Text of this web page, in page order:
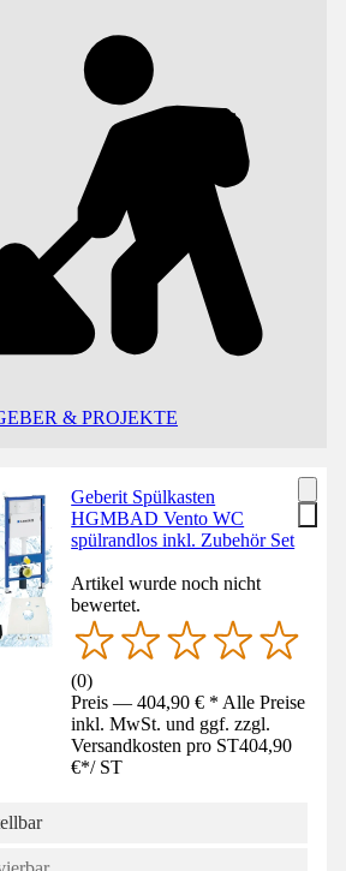
& PROJEKTE
Geberit Spülkasten
HGMBAD Vento WC
spülrandlos inkl. Zubehör Set
Artikel wurde noch nicht
bewertet.
(0)
Preis — 404,90 € * Alle Preise
inkl. MwSt. und ggf. zzgl.
Versandkosten pro ST404,90
€*/ ST